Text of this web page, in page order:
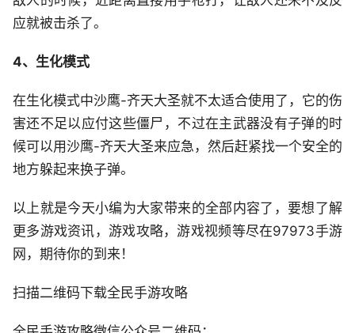
应就被击杀了。
4、生化模式
在生化模式中沙鹰-齐天大圣就不太适合使用了，它的伤
害还不足以应付这些僵尸，不过在主武器没有子弹的时
候可以用沙鹰-齐天大圣来应急，然后赶紧找一个安全的
地方躲起来换子弹。
以上就是今天小编为大家带来的全部内容了，要想了解
更多游戏资讯，游戏攻略，游戏视频等尽在97973手游
网，期待你的到来！
扫描二维码下载全民手游攻略